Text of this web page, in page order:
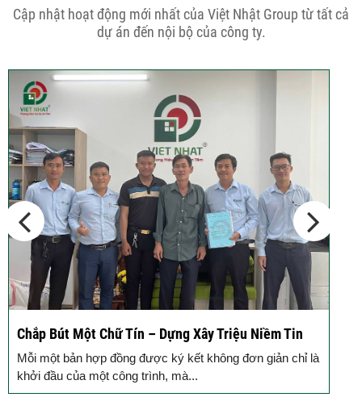
Cập nhật hoạt động mới nhất của Việt Nhật Group từ tất cả
dự án đến nội bộ của công ty.
Chắp Bút Một Chữ Tín – Dựng Xây Triệu Niềm Tin
Mỗi một bản hợp đồng được ký kết không đơn giản chỉ là
khởi đầu của một công trình, mà...